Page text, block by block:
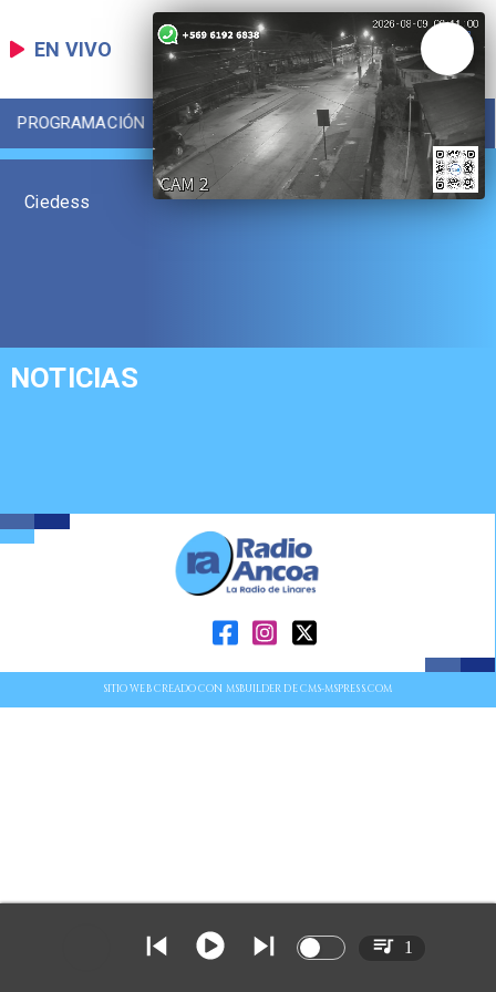
EN VIVO
PROGRAMACIÓN LOCAL DEPORTES
Ciedess
NOTICIAS
SITIO WEB CREADO CON MSBUILDER DE CMS-MSPRESS.COM
1